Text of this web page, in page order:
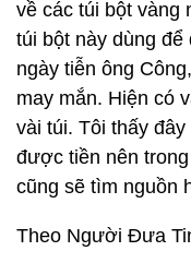
về các túi bột vàng
túi bột này dùng để
ngày tiễn ông
may mắn. Hiện có
vài túi. Tôi thấy
được tiền nên
cũng sẽ tìm nguồn
Theo Người Đưa